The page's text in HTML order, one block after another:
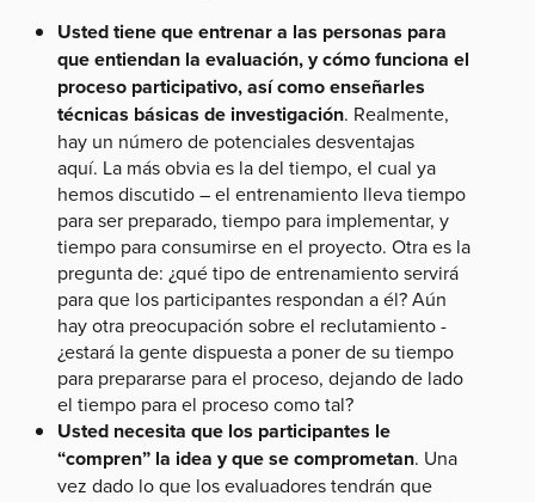
Usted tiene que entrenar a las personas para
que entiendan la evaluación, y cómo funciona el
proceso participativo, así como enseñarles
técnicas básicas de investigación. Realmente,
hay un número de potenciales desventajas
aquí. La más obvia es la del tiempo, el cual ya
hemos discutido – el entrenamiento lleva tiempo
para ser preparado, tiempo para implementar, y
tiempo para consumirse en el proyecto. Otra es la
pregunta de: ¿qué tipo de entrenamiento servirá
para que los participantes respondan a él? Aún
hay otra preocupación sobre el reclutamiento -
¿estará la gente dispuesta a poner de su tiempo
para prepararse para el proceso, dejando de lado
el tiempo para el proceso como tal?
Usted necesita que los participantes le
“compren” la idea y que se comprometan. Una
vez dado lo que los evaluadores tendrán que